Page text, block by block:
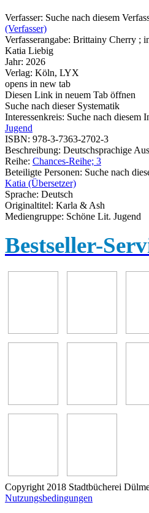
Verfasser: Suche nach diesem
(Verfasser)
Verfasserangabe: Brittainy Cherry ;
Katia Liebig
Jahr: 2026
Verlag: Köln, LYX
opens in new tab
Diesen Link in neuem Tab öffnen
Suche nach dieser Systematik
Interessenkreis: Suche nach diesem
Jugend
ISBN: 978-3-7363-2702-3
Beschreibung: Deutschsprachige
Reihe: Chances-Reihe; 3
Beteiligte Personen: Suche nach
Katia (Übersetzer)
Sprache: Deutsch
Originaltitel: Karla & Ash
Mediengruppe: Schöne Lit. Jugend
Bestseller-
Copyright 2018 Stadtbücherei
Nutzungsbedingungen